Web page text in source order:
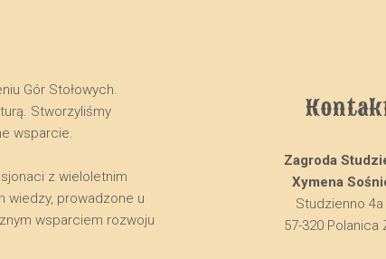
Gór Stołowych.
Stworzyliśmy
wsparcie.
z wieloletnim
wiedzy, prowadzone u
wsparciem rozwoju
Zagroda
Xymena
Studzienno
57-320 Polanica